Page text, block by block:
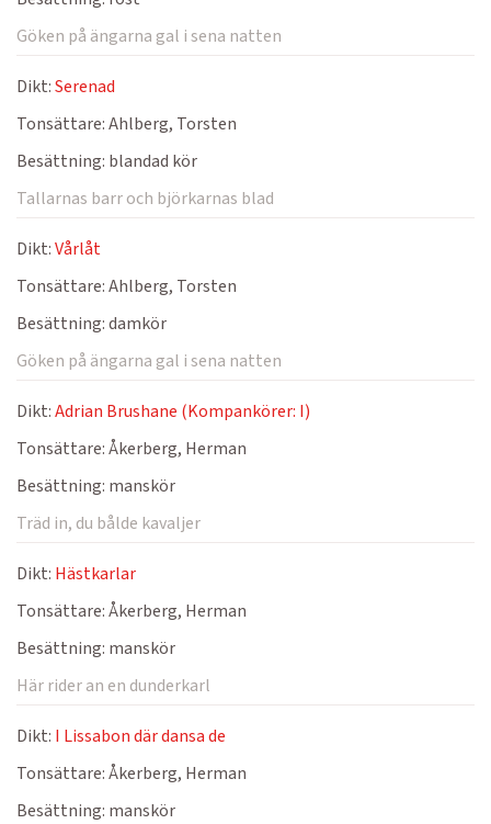
Göken på ängarna gal i sena natten
Dikt:Serenad
Tonsättare:Ahlberg, Torsten
Besättning: blandad kör
Tallarnas barr och björkarnas blad
Dikt:Vårlåt
Tonsättare:Ahlberg, Torsten
Besättning:damkör
Göken på ängarna gal i sena natten
Dikt:Adrian Brushane (Kompankörer: I)
Tonsättare:Åkerberg, Herman
Besättning: manskör
Träd in, du bålde kavaljer
Dikt: Hästkarlar
Tonsättare:Åkerberg, Herman
Besättning: manskör
Här rider an en dunderkarl
Dikt: I Lissabon där dansa de
Tonsättare:Åkerberg, Herman
Besättning: manskör